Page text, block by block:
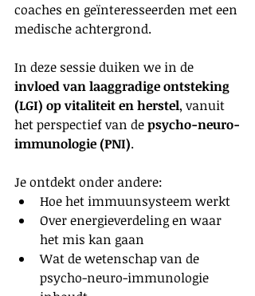
coaches en geïnteresseerden met een
medische achtergrond.
In deze sessie duiken we in de
invloed van laaggradige ontsteking
(LGI) op vitaliteit en herstel, vanuit
het perspectief van de psycho-neuro-
immunologie (PNI).
Je ontdekt onder andere:
Hoe het immuunsysteem werkt
Over energieverdeling en waar
het mis kan gaan
Wat de wetenschap van de
psycho-neuro-immunologie